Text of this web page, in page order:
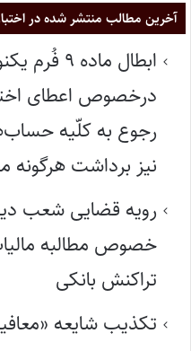
آخرین مطالب منتشر شده در
ابطال
درخصوص اعطای
رجوع به کلّیه
نیز برداشت هرگونه
رویه قضایی شعب
خصوص مطالبه
تراکنش بانکی
تکذیب شایعه